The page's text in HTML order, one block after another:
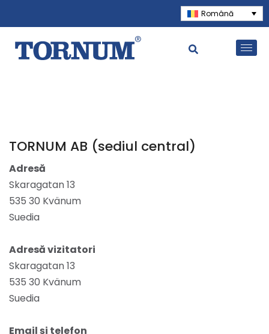
Română
TORNUM AB (sediul central)
Adresă
Skaragatan 13
535 30 Kvänum
Suedia
Adresă vizitatori
Skaragatan 13
535 30 Kvänum
Suedia
Email și telefon